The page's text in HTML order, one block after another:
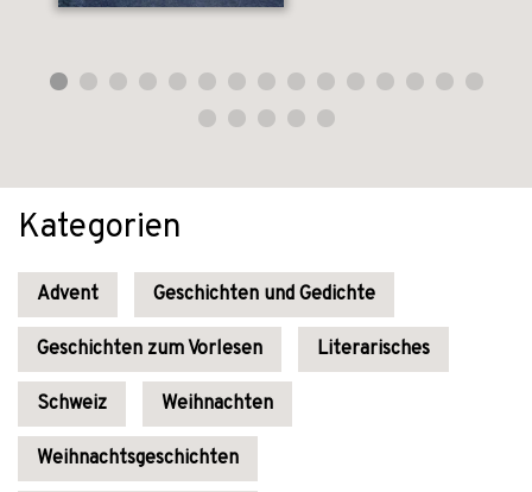
Kategorien
Advent Geschichten und Gedichte
Geschichten zum Vorlesen Literarisches
Schweiz Weihnachten
Weihnachtsgeschichten